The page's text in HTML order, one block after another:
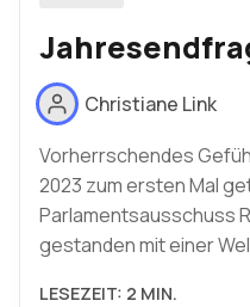
Christiane Link
Vorherrschendes
2023 zum ersten Mal
Parlamentsausschuss
gestanden mit einer
LESEZEIT: 2 MIN.